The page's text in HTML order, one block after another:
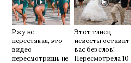
Ржу не
переставая, это
видео
пересмотришь не
Этот танец
невесты оставит
вас без слов!
Пересмотрела 10